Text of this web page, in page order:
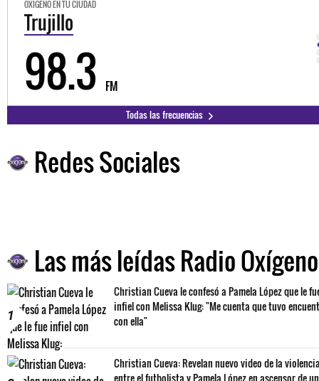
OXÍGENO EN TU CIUDAD
Trujillo
98.3 FM
Todas las frecuencias
Redes Sociales
Las más leídas Radio Oxígeno
1
Christian Cueva le confesó a Pamela López que le
infiel con Melissa Klug: "Me cuenta que tuvo
con ella"
Christian Cueva: Revelan nuevo video de la
entre el futbolista y Pamela López en ascensor de un